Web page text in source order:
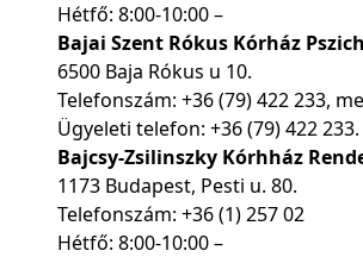
Hétfő: 8:00-10:00 –
Bajai Szent Rókus Kórház
6500 Baja Rókus u 10.
Telefonszám: +36 (79) 422 233,
Ügyeleti telefon: +36 (79) 422 233
Bajcsy-Zsilinszky Kórhház
1173 Budapest, Pesti u. 80.
Telefonszám: +36 (1) 257 02
Hétfő: 8:00-10:00 –